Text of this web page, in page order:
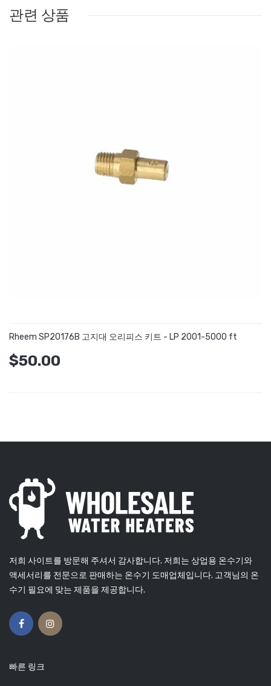
관련 상품
Rheem SP20176B 고지대 오리피스 키트 - LP 2001-5000 ft
$50.00
저희 사이트를 방문해 주셔서 감사합니다. 저희는 상업용 온수기와
액세서리를 전문으로 판매하는 온수기 도매업체입니다. 고객님의 온
수기 필요에 맞는 제품을 제공합니다.
빠른 링크